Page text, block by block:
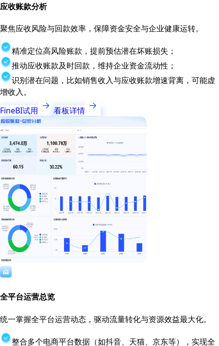
应收账款分析
聚焦应收风险与回款效率，保障资金安全与企业健康运转。
精准定位高风险账款，提前预估潜在坏账损失；
推动应收账款及时回款，维持企业资金流动性；
识别潜在问题，比如销售收入与应收账款增速背离，可能虚
增收入。
FineBI试用
看板详情
全平台运营总览
统一掌握全平台运营动态，驱动流量转化与资源效益最大化。
整合多个电商平台数据（如抖音、天猫、京东等），实现全